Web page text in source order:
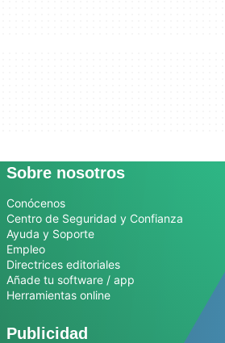
Sobre nosotros
Conócenos
Centro de Seguridad y Confianza
Ayuda y Soporte
Empleo
Directrices editoriales
Añade tu software / app
Herramientas online
Publicidad